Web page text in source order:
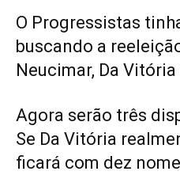
O Progressistas
buscando a
Neucimar, Da
Agora serão três
Se Da Vitória
ficará com dez